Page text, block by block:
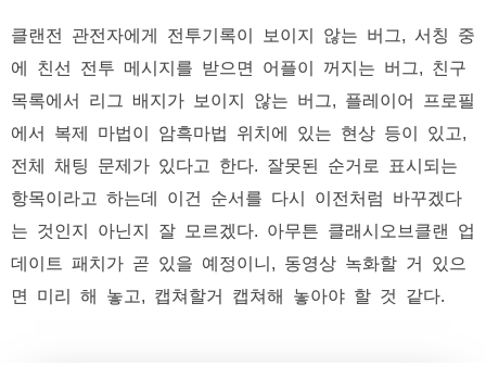
클랜전 관전자에게 전투기록이 보이지 않는 버그, 서칭 중
에 친선 전투 메시지를 받으면 어플이 꺼지는 버그, 친구
목록에서 리그 배지가 보이지 않는 버그, 플레이어 프로필
에서 복제 마법이 암흑마법 위치에 있는 현상 등이 있고,
전체 채팅 문제가 있다고 한다. 잘못된 순거로 표시되는
항목이라고 하는데 이건 순서를 다시 이전처럼 바꾸겠다
는 것인지 아닌지 잘 모르겠다. 아무튼 클래시오브클랜 업
데이트 패치가 곧 있을 예정이니, 동영상 녹화할 거 있으
면 미리 해 놓고, 캡쳐할거 캡쳐해 놓아야 할 것 같다.